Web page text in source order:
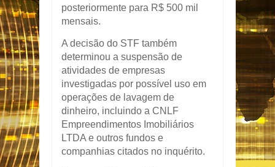
posteriormente para R$ 500 mil
mensais.
A decisão do STF também
determinou a suspensão de
atividades de empresas
investigadas por possível uso em
operações de lavagem de
dinheiro, incluindo a CNLF
Empreendimentos Imobiliários
LTDA e outros fundos e
companhias citados no inquérito.